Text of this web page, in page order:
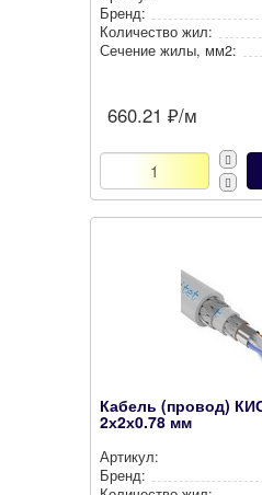
Бренд:
Количество жил:
Сечение жилы, мм2:
660.21 ₽/м
Кабель (провод)
2х2х0.78 мм
Артикул:
Бренд: